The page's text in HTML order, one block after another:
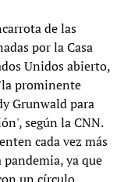
de las
por la Casa
Unidos abierto,
prominente
Grunwald para
según la CNN.
cada vez más
ya que
un círculo